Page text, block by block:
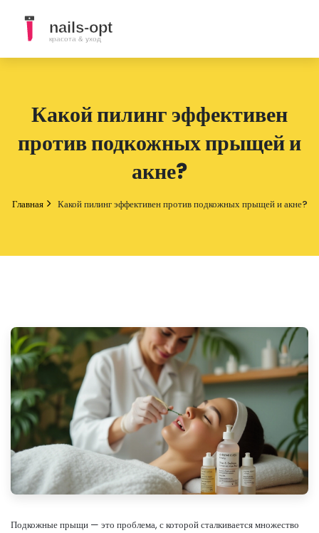
Какой пилинг эффективен
против подкожных прыщей и
акне?
Главная Какой пилинг эффективен против подкожных прыщей и акне?
Подкожные прыщи — это проблема, с которой сталкивается множество